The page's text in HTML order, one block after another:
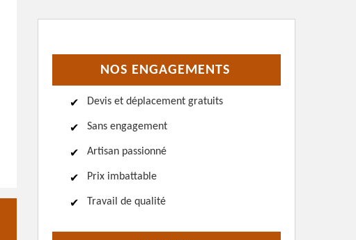
NOS ENGAGEMENTS
Devis et déplacement gratuits
Sans engagement
Artisan passionné
Prix imbattable
Travail de qualité